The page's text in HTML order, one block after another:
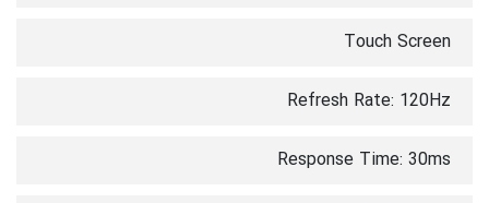
Touch Screen
Refresh Rate: 120Hz
Response Time: 30ms